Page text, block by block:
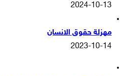
2024-10-13
مهزلة حقوق الانسان
2023-10-14